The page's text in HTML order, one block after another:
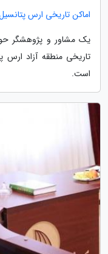
اماکن تاریخی ارس
یک مشاور و پژوهشگر
تاریخی منطقه آزاد
است.